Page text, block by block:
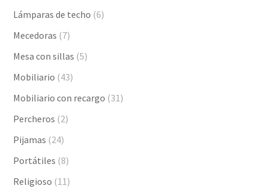
Lámparas de techo (6)
Mecedoras (7)
Mesa con sillas (5)
Mobiliario (43)
Mobiliario con recargo (31)
Percheros (2)
Pijamas (24)
Portátiles (8)
Religioso (11)